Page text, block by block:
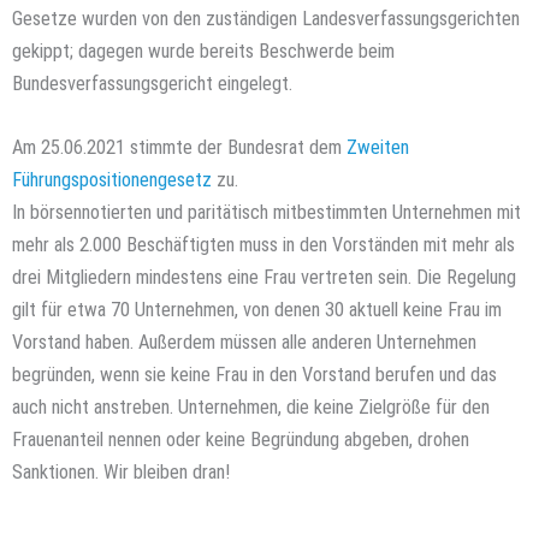
Gesetze wurden von den zuständigen Landesverfassungsgerichten
gekippt; dagegen wurde bereits Beschwerde beim
Bundesverfassungsgericht eingelegt.
Am 25.06.2021 stimmte der Bundesrat dem Zweiten
Führungspositionengesetz zu.
In börsennotierten und paritätisch mitbestimmten Unternehmen mit
mehr als 2.000 Beschäftigten muss in den Vorständen mit mehr als
drei Mitgliedern mindestens eine Frau vertreten sein. Die Regelung
gilt für etwa 70 Unternehmen, von denen 30 aktuell keine Frau im
Vorstand haben. Außerdem müssen alle anderen Unternehmen
begründen, wenn sie keine Frau in den Vorstand berufen und das
auch nicht anstreben. Unternehmen, die keine Zielgröße für den
Frauenanteil nennen oder keine Begründung abgeben, drohen
Sanktionen. Wir bleiben dran!